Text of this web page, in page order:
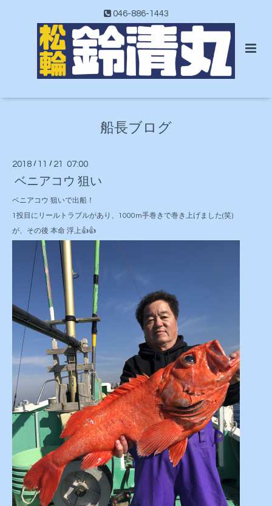
046-886-1443
船長ブログ
2018 / 11 / 21 07:00
ベニアコウ 狙い
ベニアコウ 狙いで出船！
1投目にリールトラブルがあり、1000m手巻きで巻き上げました(笑)
が、その後 本命 浮上👍👍